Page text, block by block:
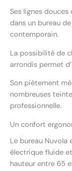
Ses lignes
dans un bureau
contemporain.
La possibilité de
arrondis permet
Son piètement
nombreuses
professionnelle.
Un confort
Le bureau Nuvola
électrique fluide
hauteur entre 65